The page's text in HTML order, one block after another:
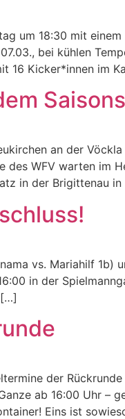
um 18:30 mit
bei kühlen
16 Kicker*innen im
an der
des WFV warten im
in der Brigittenau
vs. Mariahilf
in der
[…]
der
ab 16:00 Uhr –
Eins ist